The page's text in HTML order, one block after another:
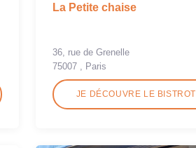
La Petite chaise
36, rue de Grenelle
75007 , Paris
JE DÉCOUVRE LE BISTROT